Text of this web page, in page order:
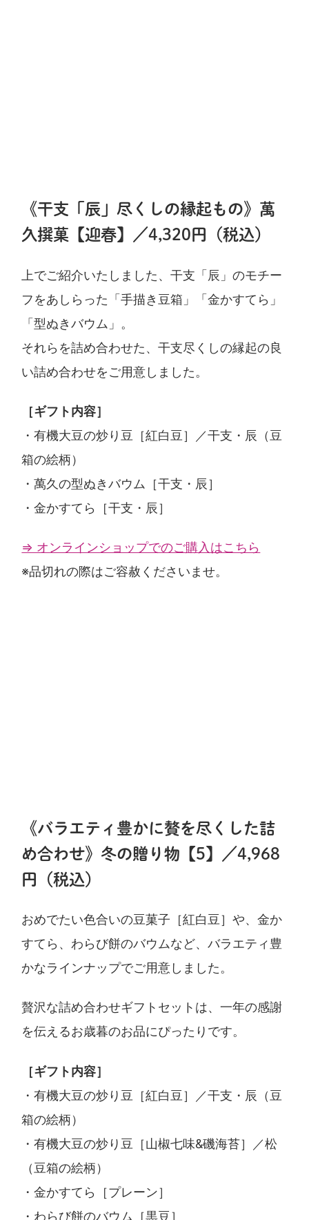
《干支「辰」尽くしの縁起もの》萬
久撰菓【迎春】／4,320円（税込）
上でご紹介いたしました、干支「辰」のモチー
フをあしらった「手描き豆箱」「金かすてら」
「型ぬきバウム」。
それらを詰め合わせた、干支尽くしの縁起の良
い詰め合わせをご用意しました。
［ギフト内容］
・有機大豆の炒り豆［紅白豆］／干支・辰（豆
箱の絵柄）
・萬久の型ぬきバウム［干支・辰］
・金かすてら［干支・辰］
⇒ オンラインショップでのご購入はこちら
※品切れの際はご容赦くださいませ。
《バラエティ豊かに贅を尽くした詰
め合わせ》冬の贈り物【5】／4,968
円（税込）
おめでたい色合いの豆菓子［紅白豆］や、金か
すてら、わらび餅のバウムなど、バラエティ豊
かなラインナップでご用意しました。
贅沢な詰め合わせギフトセットは、一年の感謝
を伝えるお歳暮のお品にぴったりです。
［ギフト内容］
・有機大豆の炒り豆［紅白豆］／干支・辰（豆
箱の絵柄）
・有機大豆の炒り豆［山椒七味&磯海苔］／松
（豆箱の絵柄）
・金かすてら［プレーン］
・わらび餅のバウム［黒豆］